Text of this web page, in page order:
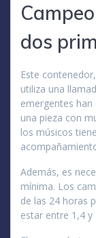
dos
Este
utiliza una
emergentes
una pieza con
los músicos
Además, es
mínima. Los
de las 24 horas
estar entre 1,4 y